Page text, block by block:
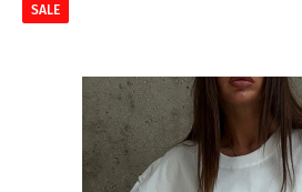
SALE